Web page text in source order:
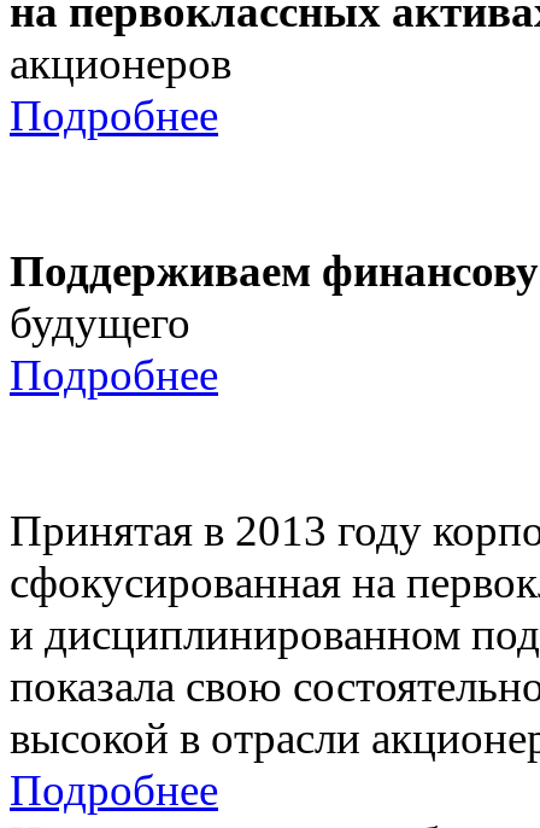
на первоклассных
акционеров
Подробнее
Поддерживаем
будущего
Подробнее
Принятая в 2013 году
сфокусированная на
и дисциплинированном
показала свою
высокой в отрасли
Подробнее